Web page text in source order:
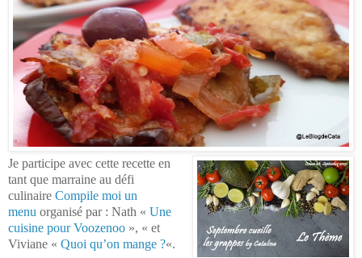
Je participe avec cette recette en
tant que marraine au défi
culinaire Compile moi un
menu organisé par : Nath « Une
cuisine pour Voozenoo », « et
Viviane « Quoi qu’on mange ?«.